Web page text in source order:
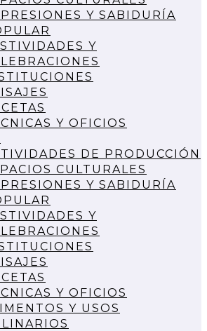
Y SABIDURÍA
Y
Y OFICIOS
DE PRODUCCIÓN
CULTURALES
Y SABIDURÍA
Y
Y OFICIOS
Y USOS